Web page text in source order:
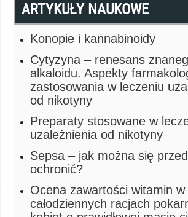
ARTYKUŁY NAUKOWE
Konopie i kannabinoidy
Cytyzyna – renesans
alkaloidu. Aspekty
zastosowania w leczeniu
od nikotyny
Preparaty stosowane w
uzależnienia od nikotyny
Sepsa – jak można się
ochronić?
Ocena zawartości witamin w
całodziennych racjach